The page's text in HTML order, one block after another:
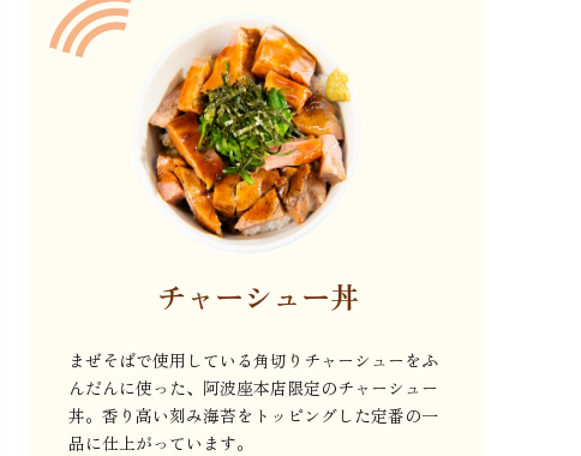
チャーシュー丼
まぜそばで使用している角切りチャーシューをふ
んだんに使った、阿波座本店限定のチャーシュー
丼。香り高い刻み海苔をトッピングした定番の一
品に仕上がっています。